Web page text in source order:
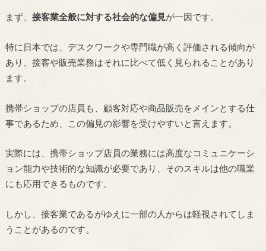
まず、 接客業全般に対する社会的な偏見が一因です。
特に日本では、デスクワークや専門職が高く評価される傾向が
あり、接客や販売業務はそれに比べて低く見られることがあり
ます。
携帯ショップの店員も、顧客対応や商品販売をメインとする仕
事であるため、この偏見の影響を受けやすいと言えます。
実際には、携帯ショップ店員の業務には高度なコミュニケーシ
ョン能力や技術的な知識が必要であり、そのスキルは他の職業
にも応用できるものです。
しかし、接客業であるがゆえに一部の人からは軽視されてしま
うことがあるのです。